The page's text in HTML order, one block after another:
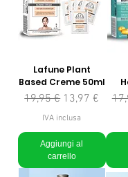
Lafune Plant
Based Creme 50ml
Prezzo regolare
19,95 € Prezzo
13,97 €
IVA inclusa
Aggiungi al
carrello